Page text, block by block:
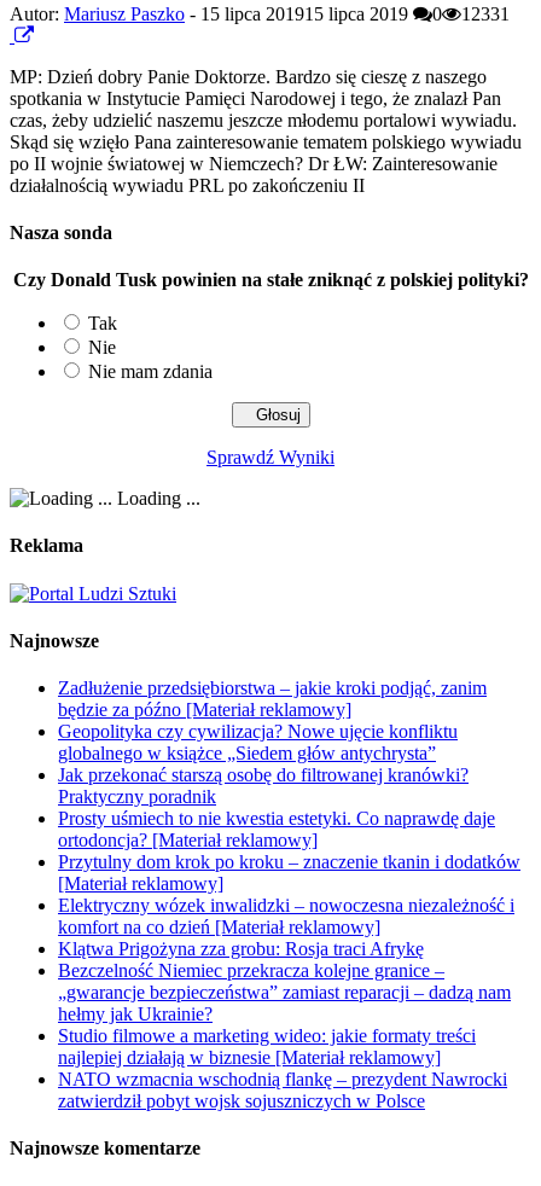
Autor: Mariusz Paszko - 15 lipca 201915 lipca 2019 0 12331
MP: Dzień dobry Panie Doktorze. Bardzo się cieszę z naszego
spotkania w Instytucie Pamięci Narodowej i tego, że znalazł Pan
czas, żeby udzielić naszemu jeszcze młodemu portalowi wywiadu.
Skąd się wzięło Pana zainteresowanie tematem polskiego wywiadu
po II wojnie światowej w Niemczech? Dr ŁW: Zainteresowanie
działalnością wywiadu PRL po zakończeniu II
Nasza sonda
Czy Donald Tusk powinien na stałe zniknąć z polskiej polityki?
Tak
Nie
Nie mam zdania
Sprawdź Wyniki
Loading ...
Reklama
Najnowsze
Zadłużenie przedsiębiorstwa – jakie kroki podjąć, zanim
będzie za późno [Materiał reklamowy]
Geopolityka czy cywilizacja? Nowe ujęcie konfliktu
globalnego w książce „Siedem głów antychrysta”
Jak przekonać starszą osobę do filtrowanej kranówki?
Praktyczny poradnik
Prosty uśmiech to nie kwestia estetyki. Co naprawdę daje
ortodoncja? [Materiał reklamowy]
Przytulny dom krok po kroku – znaczenie tkanin i dodatków
[Materiał reklamowy]
Elektryczny wózek inwalidzki – nowoczesna niezależność i
komfort na co dzień [Materiał reklamowy]
Klątwa Prigożyna zza grobu: Rosja traci Afrykę
Bezczelność Niemiec przekracza kolejne granice –
„gwarancje bezpieczeństwa” zamiast reparacji – dadzą nam
hełmy jak Ukrainie?
Studio filmowe a marketing wideo: jakie formaty treści
najlepiej działają w biznesie [Materiał reklamowy]
NATO wzmacnia wschodnią flankę – prezydent Nawrocki
zatwierdził pobyt wojsk sojuszniczych w Polsce
Najnowsze komentarze